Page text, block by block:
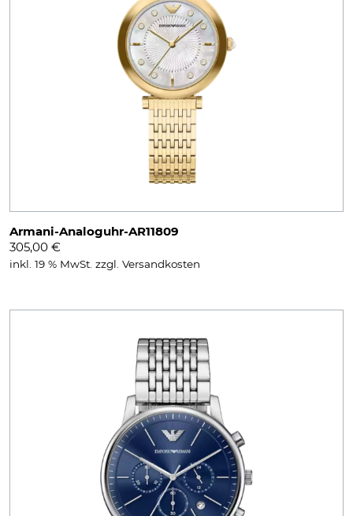
Armani-Analoguhr-AR11809
305,00 €
inkl. 19 % MwSt. zzgl. Versandkosten